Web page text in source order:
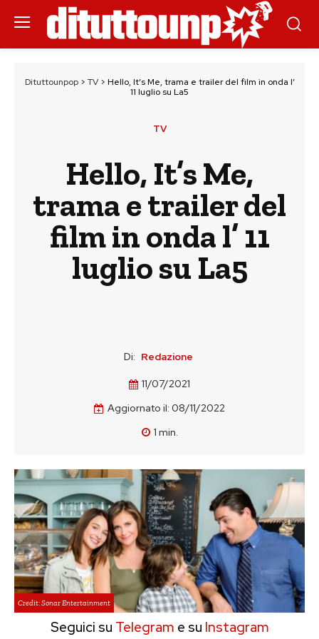
Dituttounpop> TV> Hello, It’s Me, trama e trailer del film in onda l’
11 luglio su La5
TV
Hello, It’s Me,
trama e trailer del
film in onda l’ 11
luglio su La5
Di: Redazione
11/07/2021
Aggiornato il: 08/11/2022
1 min.
Credit: Sonar Entertainment
Seguici su Telegram e su Instagram